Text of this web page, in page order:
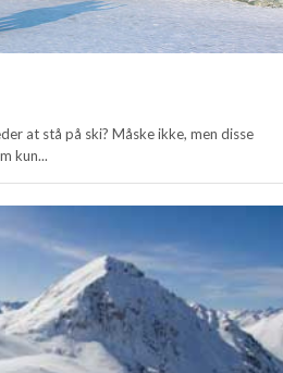
at stå på ski? Måske ikke, men disse
kun...